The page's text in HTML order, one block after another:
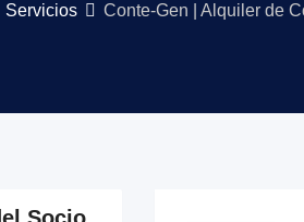
Servicios Conte-Gen | Alquiler de